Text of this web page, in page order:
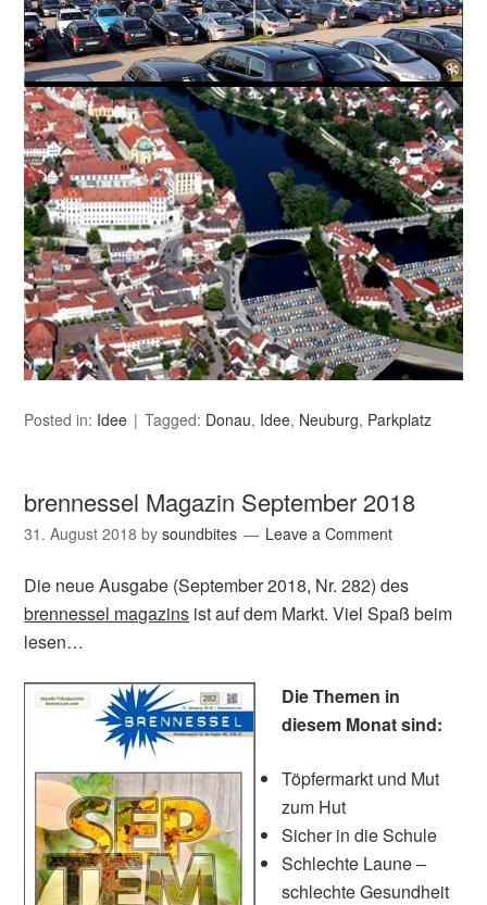
Posted in: Idee Tagged: Donau, Idee, Neuburg, Parkplatz
brennessel Magazin September 2018
31. August 2018 bysoundbites Leave a Comment
Die neue Ausgabe (September 2018, Nr. 282) des
brennessel magazins ist auf dem Markt. Viel Spaß beim
lesen…
Die Themen in
diesem Monat sind:
Töpfermarkt und Mut
zum Hut
Sicher in die Schule
Schlechte Laune –
schlechte Gesundheit